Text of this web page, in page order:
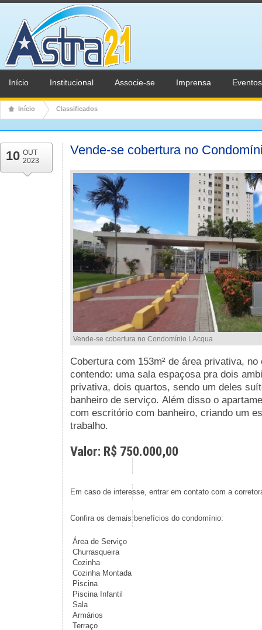
Início Institucional Associe-se Imprensa Eventos
Início Classificados
10 OUT
2023
Vende-se cobertura no
Vende-se cobertura no Condomínio LAcqua
Cobertura com 153m² de área privativa,
contendo: uma sala espaçosa pra dois
privativa, dois quartos, sendo um deles
banheiro de serviço. Além disso o
com escritório com banheiro, criando um
trabalho.
Valor: R$ 750.000,00
Em caso de interesse, entrar em contato com a
Confira os demais benefícios do condomínio:
Área de Serviço
Churrasqueira
Cozinha
Cozinha Montada
Piscina
Piscina Infantil
Sala
Armários
Terraço